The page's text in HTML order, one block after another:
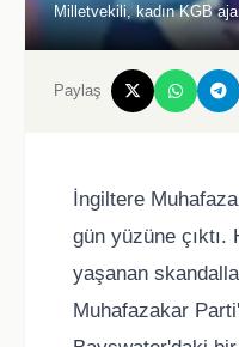
Milletvekili, kadın KGB
Paylaş
İngiltere
gün yüzüne çıktı.
yaşanan
Muhafazakar